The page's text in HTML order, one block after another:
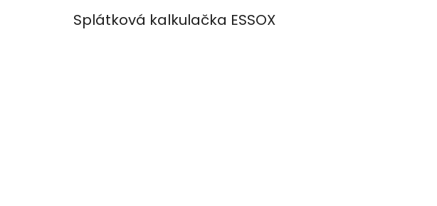
Splátková kalkulačka ESSOX